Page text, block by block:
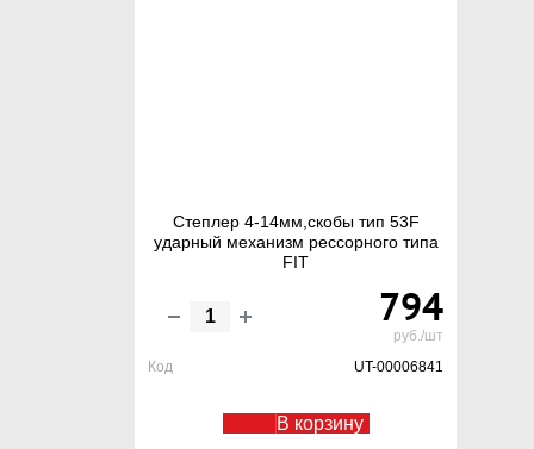
Степлер 4-14мм,скобы тип 53F
ударный механизм рессорного типа
FIT
794
руб./шт
Код
UT-00006841
В корзину